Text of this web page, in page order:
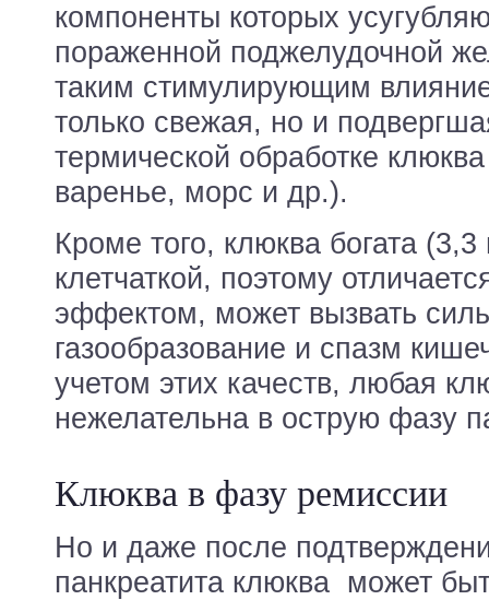
компоненты которых
пораженной поджелудочной
таким стимулирующим
только свежая, но и
термической обработке
варенье, морс и др.).
Кроме того, клюква богата (3,3
клетчаткой, поэтому
эффектом, может вызвать
газообразование и спазм
учетом этих качеств, любая
нежелательна в острую фазу
Клюква в фазу ремиссии
Но и даже после
панкреатита клюква может